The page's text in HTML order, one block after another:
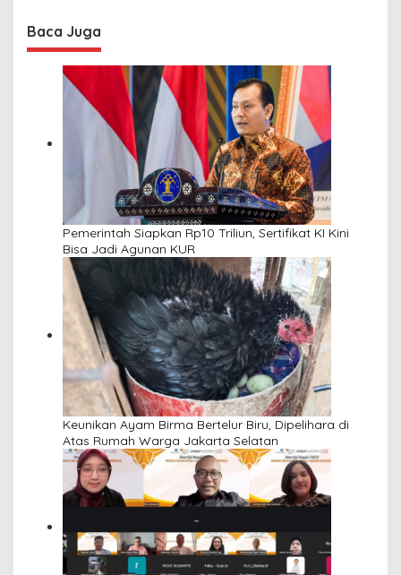
Baca Juga
Pemerintah Siapkan Rp10 Triliun, Sertifikat KI Kini
Bisa Jadi Agunan KUR
Keunikan Ayam Birma Bertelur Biru, Dipelihara di
Atas Rumah Warga Jakarta Selatan